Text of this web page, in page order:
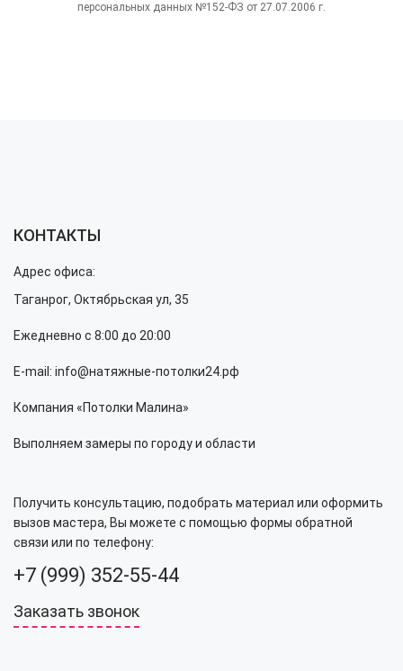
персональных данных №152-ФЗ от 27.07.2006 г.
КОНТАКТЫ
Адрес офиса:
Таганрог, Октябрьская ул, 35
Ежедневно с 8:00 до 20:00
E-mail: info@натяжные-потолки24.рф
Компания «Потолки Малина»
Выполняем замеры по городу и области
Получить консультацию, подобрать материал или оформить
вызов мастера, Вы можете с помощью формы обратной
связи или по телефону:
+7 (999) 352-55-44
Заказать звонок